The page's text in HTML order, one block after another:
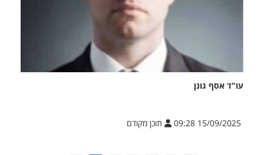
עו"ד אסף גונן
15/09/2025 09:28 תוכן מקודם